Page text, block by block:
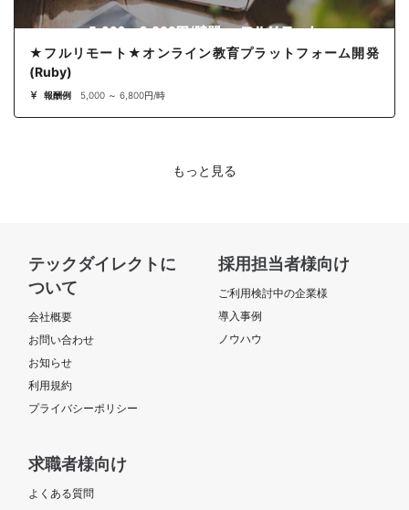
★フルリモート★オンライン教育プラットフォーム開発
(Ruby)
報酬例 5,000 ～ 6,800円/時
もっと見る
テックダイレクトに
ついて
会社概要
お問い合わせ
お知らせ
利用規約
プライバシーポリシー
採用担当者様向け
ご利用検討中の企業様
導入事例
ノウハウ
求職者様向け
よくある質問